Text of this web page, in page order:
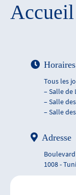
Tous les
– Salle de
– Salle
– Salle
Adresse
1008 -